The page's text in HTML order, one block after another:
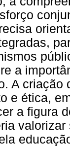
a
A criação
e ética,
a figura